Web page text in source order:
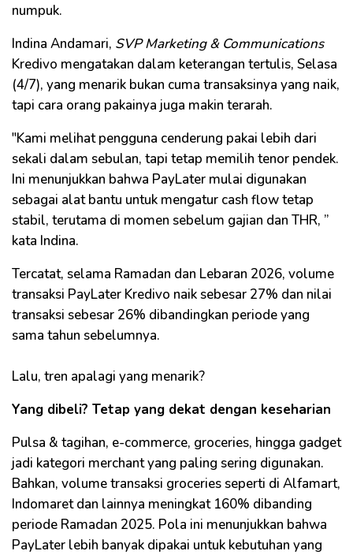
numpuk.
Indina Andamari, SVP Marketing & Communications
Kredivo mengatakan dalam keterangan tertulis, Selasa
(4/7), yang menarik bukan cuma transaksinya yang naik,
tapi cara orang pakainya juga makin terarah.
"Kami melihat pengguna cenderung pakai lebih dari
sekali dalam sebulan, tapi tetap memilih tenor pendek.
Ini menunjukkan bahwa PayLater mulai digunakan
sebagai alat bantu untuk mengatur cash flow tetap
stabil, terutama di momen sebelum gajian dan THR, ”
kata Indina.
Tercatat, selama Ramadan dan Lebaran 2026, volume
transaksi PayLater Kredivo naik sebesar 27% dan nilai
transaksi sebesar 26% dibandingkan periode yang
sama tahun sebelumnya.
Lalu, tren apalagi yang menarik?
Yang dibeli? Tetap yang dekat dengan keseharian
Pulsa & tagihan, e-commerce, groceries, hingga gadget
jadi kategori merchant yang paling sering digunakan.
Bahkan, volume transaksi groceries seperti di Alfamart,
Indomaret dan lainnya meningkat 160% dibanding
periode Ramadan 2025. Pola ini menunjukkan bahwa
PayLater lebih banyak dipakai untuk kebutuhan yang